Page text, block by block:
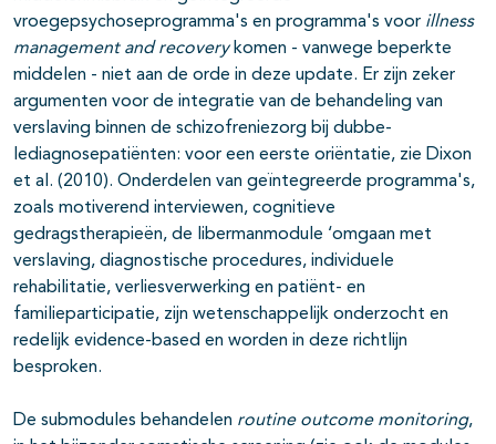
vroegepsychoseprogramma's en programma's voor illness
management and recoverykomen - vanwege beperkte
middelen - niet aan de orde in deze update. Er zijn zeker
argumenten voor de integratie van de behandeling van
verslaving binnen de schizofreniezorg bij dubbe-
lediagnosepatiënten: voor een eerste oriëntatie, zie Dixon
et al. (2010). Onderdelen van geïntegreerde programma's,
zoals motiverend interviewen, cognitieve
gedragstherapieën, de libermanmodule ‘omgaan met
verslaving, diagnostische procedures, individuele
rehabilitatie, verliesverwerking en patiënt- en
familieparticipatie, zijn wetenschappelijk onderzocht en
rede­lijk evidence-based en worden in deze richtlijn
besproken.
De submodules behandelen routine outcome monitoring,